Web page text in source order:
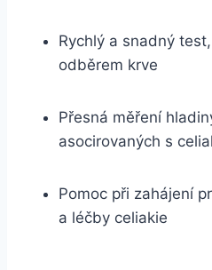
Rychlý⁣ a snadný
odběrem ⁣krve
Přesná měření
asocirovaných s
Pomoc při‍ zahájení⁢
a léčby⁣ celiakie